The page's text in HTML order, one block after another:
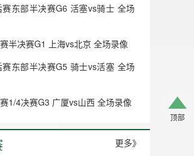
东部半决赛G6 活塞vs骑士 全场
半决赛G1 上海vs北京 全场录像
东部半决赛G5 骑士vs活塞 全场
1/4决赛G3 广厦vs山西 全场录像
更多》
顶部